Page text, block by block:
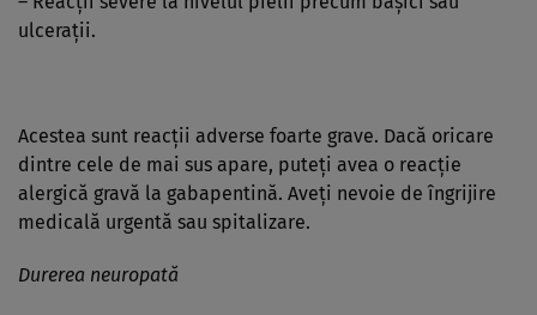
ulceraţii.
Acestea sunt reacţii adverse foarte grave. Dacă oricare
dintre cele de mai sus apare, puteţi avea o reacţie
alergică gravă la gabapentină. Aveţi nevoie de îngrijire
medicală urgentă sau spitalizare.
Durerea neuropată